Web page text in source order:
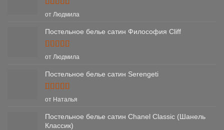
Оценка5
от Людмила
Постельное белье сатин Философия Cliff
Оценка5
от Людмила
Постельное белье сатин Serengeti
Оценка5
от Наталья
Постельное белье сатин Chanel Classic (Шанель
Классик)